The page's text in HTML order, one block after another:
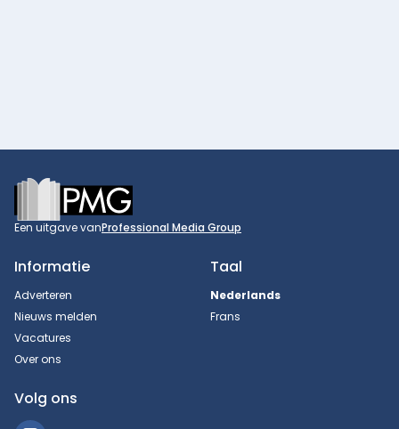
Footer
Een uitgave vanProfessional Media Group
Informatie
Adverteren
Nieuws melden
Vacatures
Over ons
Taal
Nederlands
Frans
Volg ons